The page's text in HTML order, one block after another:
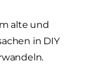
alte und
in DIY